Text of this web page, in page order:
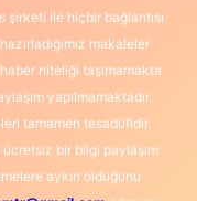
şirketi ile hiçbir bağlantısı
makaleler
niteliği taşımamakta
yapılmamaktadır.
tamamen tesadüfidir.
bir bilgi paylaşım
aykırı olduğunu